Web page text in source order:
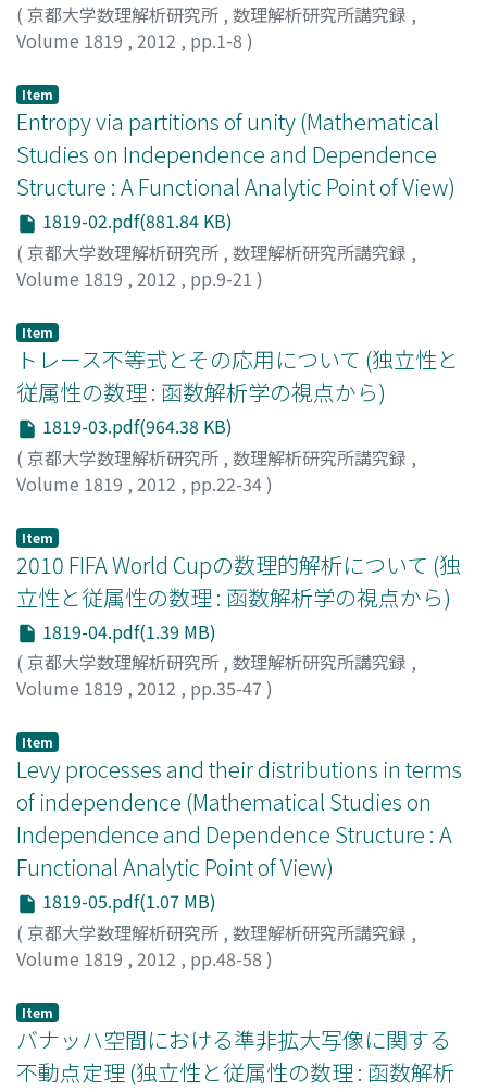
( 京都大学数理解析研究所 , 数理解析研究所講究録 ,
Volume 1819 , 2012 , pp.1-8 )
Item
Entropy via partitions of unity (Mathematical
Studies on Independence and Dependence
Structure : A Functional Analytic Point of View)
1819-02.pdf(881.84 KB)
( 京都大学数理解析研究所 , 数理解析研究所講究録 ,
Volume 1819 , 2012 , pp.9-21 )
Item
トレース不等式とその応用について (独立性と
従属性の数理 : 函数解析学の視点から)
1819-03.pdf(964.38 KB)
( 京都大学数理解析研究所 , 数理解析研究所講究録 ,
Volume 1819 , 2012 , pp.22-34)
Item
2010 FIFA World Cupの数理的解析について (独
立性と従属性の数理 : 函数解析学の視点から)
1819-04.pdf(1.39 MB)
( 京都大学数理解析研究所 , 数理解析研究所講究録 ,
Volume 1819 , 2012 , pp.35-47 )
ルイチ, シゲル
Item
Levy processes and their distributions in terms
of independence (Mathematical Studies on
Independence and Dependence Structure : A
Functional Analytic Point of View)
1819-05.pdf(1.07 MB)
( 京都大学数理解析研究所 , 数理解析研究所講究録 ,
Volume 1819 , 2012 , pp.48-58 )
Item
バナッハ空間における準非拡大写像に関する
不動点定理 (独立性と従属性の数理 : 函数解析